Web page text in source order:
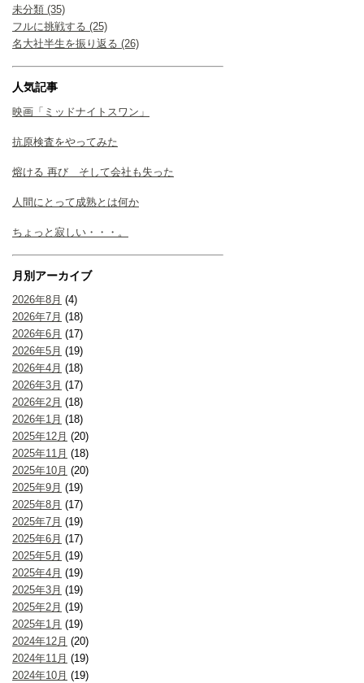
未分類 (35)
フルに挑戦する (25)
名大社半生を振り返る (26)
人気記事
映画「ミッドナイトスワン」
抗原検査をやってみた
熔ける 再び そして会社も失った
人間にとって成熟とは何か
ちょっと寂しい・・・。
月別アーカイブ
2026年8月 (4)
2026年7月 (18)
2026年6月 (17)
2026年5月 (19)
2026年4月 (18)
2026年3月 (17)
2026年2月 (18)
2026年1月 (18)
2025年12月 (20)
2025年11月 (18)
2025年10月 (20)
2025年9月 (19)
2025年8月 (17)
2025年7月 (19)
2025年6月 (17)
2025年5月 (19)
2025年4月 (19)
2025年3月 (19)
2025年2月 (19)
2025年1月 (19)
2024年12月 (20)
2024年11月 (19)
2024年10月 (19)